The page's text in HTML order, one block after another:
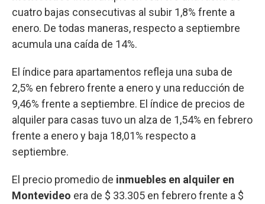
cuatro bajas consecutivas al subir 1,8% frente a
enero. De todas maneras, respecto a septiembre
acumula una caída de 14%.
El índice para apartamentos refleja una suba de
2,5% en febrero frente a enero y una reducción de
9,46% frente a septiembre. El índice de precios de
alquiler para casas tuvo un alza de 1,54% en febrero
frente a enero y baja 18,01% respecto a
septiembre.
El precio promedio de inmuebles en alquiler en
Montevideo era de $ 33.305 en febrero frente a $